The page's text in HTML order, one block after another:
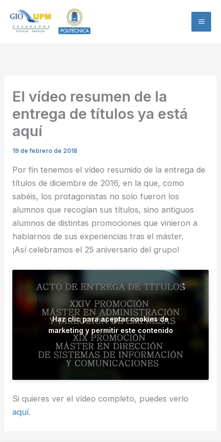
contenido
El vídeo resumen de la
entrega de títulos ya está
aquí
19 de febrero de 2018
Por fin tenemos el vídeo resumido de la entrega de
títulos de diciembre de 2016, en la que, como
sabéis, los protagonistas no solo fueron los
alumnos que recogían sus títulos, sino antiguos
alumnos de distintas promociones que vinieron a
hablarnos de sus experiencias tras el máster.
¡Así celebramos el 25 aniversario del grupo!
Haz clic para aceptar cookies de
marketing y permitir este contenido
Si quieres ver el vídeo completo, puedes verlo
aquí.